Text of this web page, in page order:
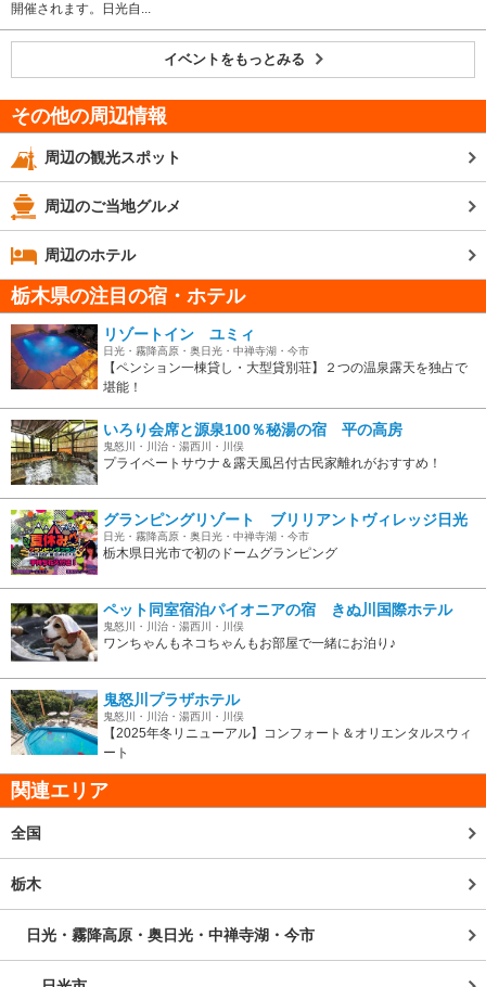
開催されます。日光自...
イベントをもっとみる
その他の周辺情報
周辺の観光スポット
周辺のご当地グルメ
周辺のホテル
栃木県の注目の宿・ホテル
リゾートイン ユミィ
日光・霧降高原・奥日光・中禅寺湖・今市
【ペンション一棟貸し・大型貸別荘】２つの温泉露天を独占で
堪能！
いろり会席と源泉100％秘湯の宿 平の高房
鬼怒川・川治・湯西川・川俣
プライベートサウナ＆露天風呂付古民家離れがおすすめ！
グランピングリゾート ブリリアントヴィレッジ日光
日光・霧降高原・奥日光・中禅寺湖・今市
栃木県日光市で初のドームグランピング
ペット同室宿泊パイオニアの宿 きぬ川国際ホテル
鬼怒川・川治・湯西川・川俣
ワンちゃんもネコちゃんもお部屋で一緒にお泊り♪
鬼怒川プラザホテル
鬼怒川・川治・湯西川・川俣
【2025年冬リニューアル】コンフォート＆オリエンタルスウィ
ート
関連エリア
全国
栃木
日光・霧降高原・奥日光・中禅寺湖・今市